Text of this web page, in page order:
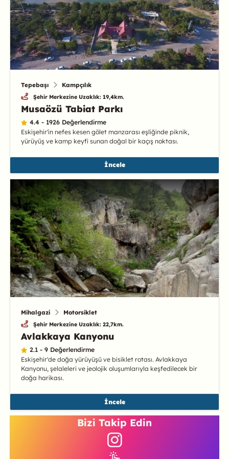
Tepebaşı Kampçılık
Şehir Merkezine Uzaklık: 19,4km.
Musaözü Tabiat Parkı
4.4 - 1926 Değerlendirme
Eskişehir'in nefes kesen gölet manzarası eşliğinde piknik,
yürüyüş ve kamp keyfi sunan doğal bir kaçış noktası.
İncele
Mihalgazi Motorsiklet
Şehir Merkezine Uzaklık: 22,7km.
Avlakkaya Kanyonu
2.1 - 9 Değerlendirme
Eskişehir'de doğa yürüyüşü ve bisiklet rotası. Avlakkaya
Kanyonu, şelaleleri ve jeolojik oluşumlarıyla keşfedilecek bir
doğa harikası.
İncele
Bizi Takip Edin